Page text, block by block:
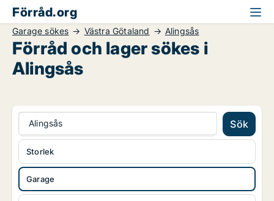
Förråd.org
Garage sökes Västra Götaland Alingsås
Förråd och lager sökes i
Alingsås
Alingsås Sök
Garage
Storlek